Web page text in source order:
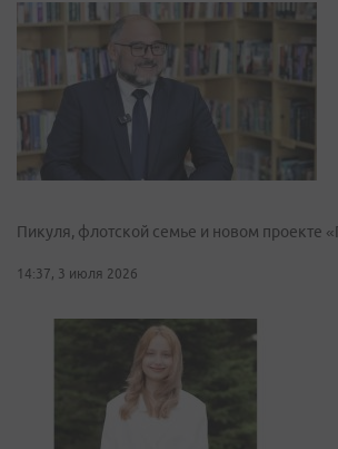
Пикуля, флотской семье и новом проекте
14:37, 3 июля 2026